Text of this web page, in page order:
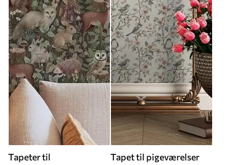
Tapeter til
Tapet til pigeværelser